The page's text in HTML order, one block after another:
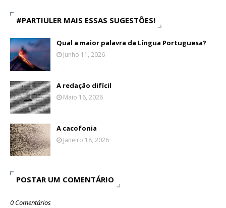
#PARTIULER MAIS ESSAS SUGESTÕES!
Qual a maior palavra da Língua Portuguesa?
Junho 11, 2026
A redação difícil
Maio 16, 2026
A cacofonia
Janeiro 18, 2026
POSTAR UM COMENTÁRIO
0 Comentários